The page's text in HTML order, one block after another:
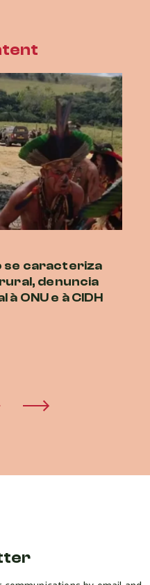
se caracteriza
denuncia
ONU e à CIDH